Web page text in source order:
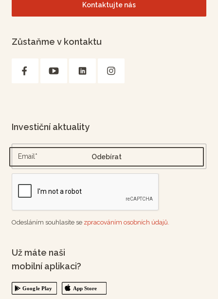
Kontaktujte nás
Zůstaňme v kontaktu
Investiční aktuality
Odesláním souhlasíte se zpracováním osobních údajů.
Už máte naši
mobilní aplikaci?